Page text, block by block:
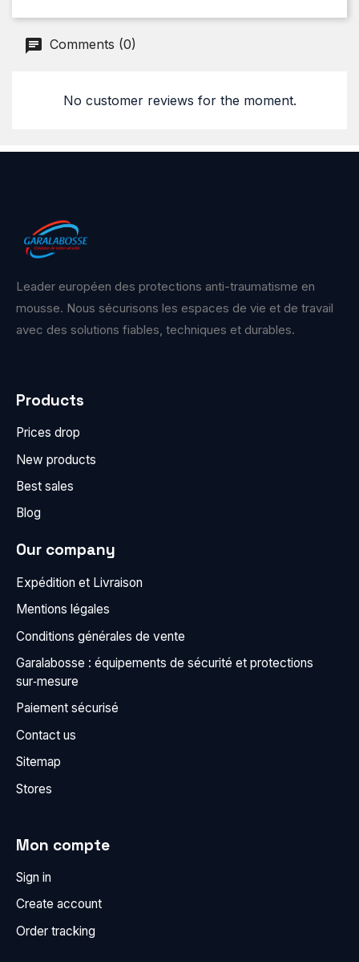
Comments (0)
No customer reviews for the moment.
Leader européen des protections anti-traumatisme en
mousse. Nous sécurisons les espaces de vie et de travail
avec des solutions fiables, techniques et durables.
Products
Prices drop
New products
Best sales
Blog
Our company
Expédition et Livraison
Mentions légales
Conditions générales de vente
Garalabosse : équipements de sécurité et protections
sur‑mesure
Paiement sécurisé
Contact us
Sitemap
Stores
Mon compte
Sign in
Create account
Order tracking